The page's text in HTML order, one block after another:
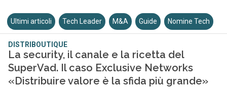
Ultimi articoli Tech Leader M&A Guide Nomine Tech
DISTRIBOUTIQUE
La security, il canale e la ricetta del
SuperVad. Il caso Exclusive Networks
«Distribuire valore è la sfida più grande»